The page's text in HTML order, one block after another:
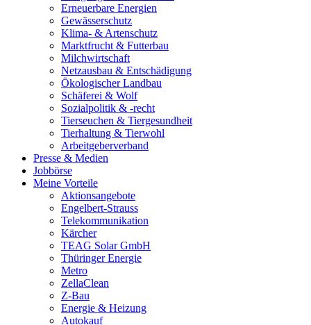
Erneuerbare Energien
Gewässerschutz
Klima- & Artenschutz
Marktfrucht & Futterbau
Milchwirtschaft
Netzausbau & Entschädigung
Ökologischer Landbau
Schäferei & Wolf
Sozialpolitik & -recht
Tierseuchen & Tiergesundheit
Tierhaltung & Tierwohl
Arbeitgeberverband
Presse & Medien
Jobbörse
Meine Vorteile
Aktionsangebote
Engelbert-Strauss
Telekommunikation
Kärcher
TEAG Solar GmbH
Thüringer Energie
Metro
ZellaClean
Z-Bau
Energie & Heizung
Autokauf